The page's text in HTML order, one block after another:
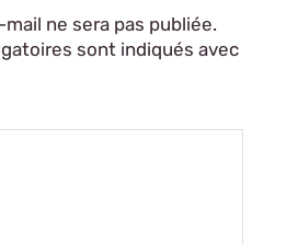
ne sera pas publiée.
sont indiqués avec